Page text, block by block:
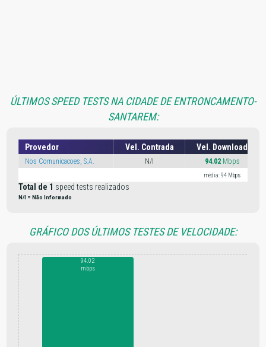
ÚLTIMOS SPEED TESTS NA CIDADE DE ENTRONCAMENTO-
SANTAREM:
Provedor Vel. Contrada Vel. Download
Nos Comunicacoes, S.A. N/I 94.02Mbps
média: 94 Mbps
Total de 1 speed tests realizados
N/I = Não Informado
GRÁFICO DOS ÚLTIMOS TESTES DE VELOCIDADE:
94.02
mbps